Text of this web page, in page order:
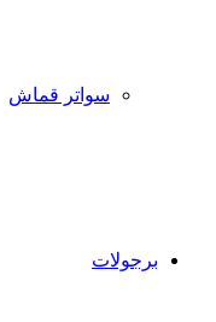
سواتر قماش
برجولات